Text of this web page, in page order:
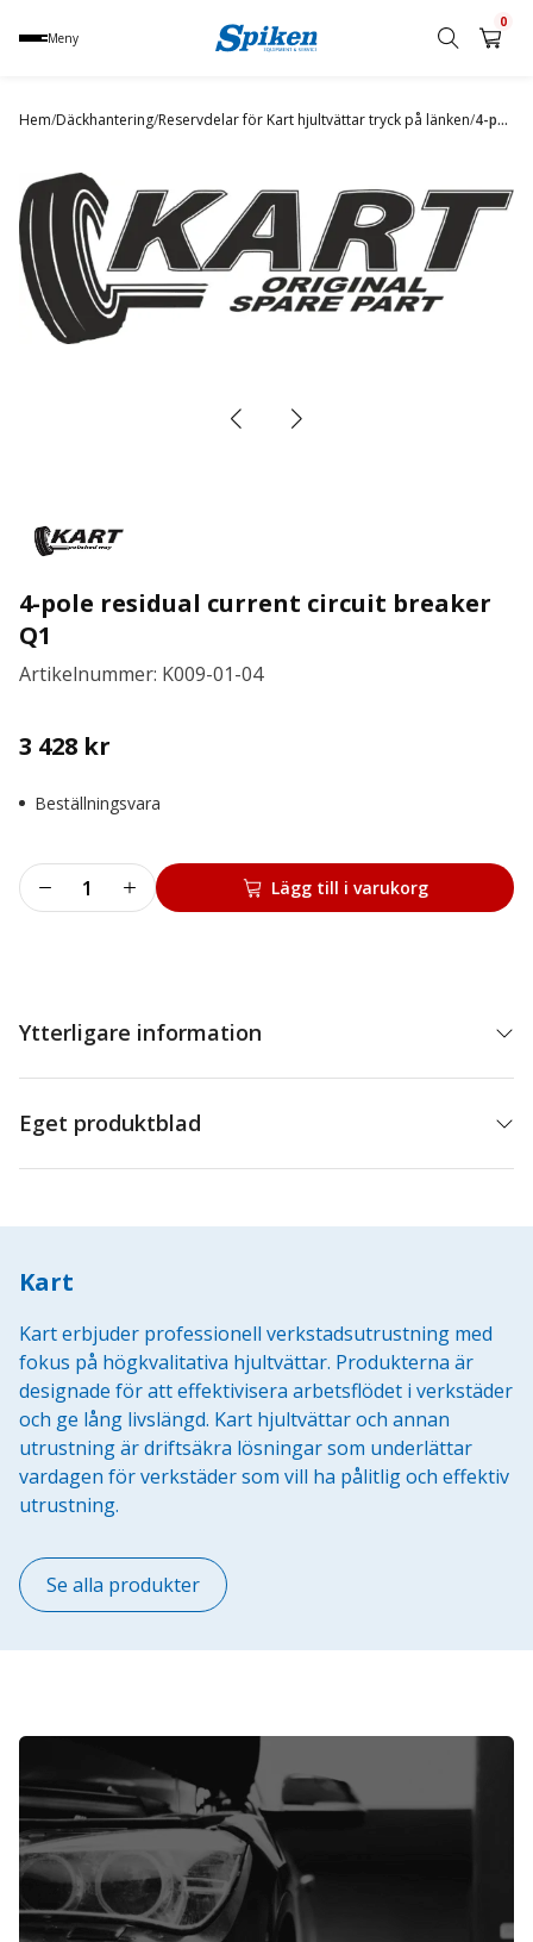
Meny
namn,
eller
varumärke
0
Hem/Däckhantering/Reservdelar för Kart hjultvättar tryck på länken/ 4-pole residual current circuit breaker Q1
4-pole residual current circuit breaker
Q1
Artikelnummer: K009-01-04
3 428 kr
Beställningsvara
4-
pole
breaker
Q1
mängd
Lägg till i varukorg
Ytterligare information
Eget produktblad
Kart
Kart erbjuder professionell verkstadsutrustning med
fokus på högkvalitativa hjultvättar. Produkterna är
designade för att effektivisera arbetsflödet i verkstäder
och ge lång livslängd. Kart hjultvättar och annan
utrustning är driftsäkra lösningar som underlättar
vardagen för verkstäder som vill ha pålitlig och effektiv
utrustning.
Se alla produkter